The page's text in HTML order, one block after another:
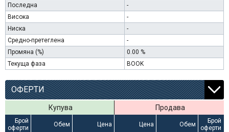
Последна
-
Висока
-
Ниска
-
Средно-претеглена
-
Промяна (%)
0.00 %
Текуща фаза
BOOK
ОФЕРТИ
Купува Продава
Брой
оферти
Обем Цена Цена Обем
Брой
оферти